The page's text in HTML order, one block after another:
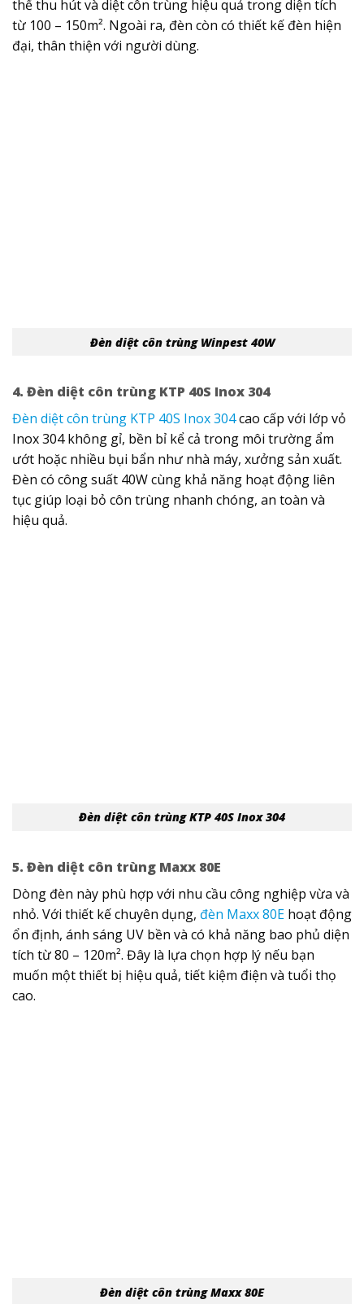
thể thu hút và diệt côn trùng hiệu quả trong diện tích
từ 100 – 150m². Ngoài ra, đèn còn có thiết kế đèn hiện
đại, thân thiện với người dùng.
Đèn diệt côn trùng Winpest 40W
4. Đèn diệt côn trùng KTP 40S Inox 304
Đèn diệt côn trùng KTP 40S Inox 304cao cấp với lớp vỏ
Inox 304 không gỉ, bền bỉ kể cả trong môi trường ẩm
ướt hoặc nhiều bụi bẩn như nhà máy, xưởng sản xuất.
Đèn có công suất 40W cùng khả năng hoạt động liên
tục giúp loại bỏ côn trùng nhanh chóng, an toàn và
hiệu quả.
Đèn diệt côn trùng KTP 40S Inox 304
5. Đèn diệt côn trùng Maxx 80E
Dòng đèn này phù hợp với nhu cầu công nghiệp vừa và
nhỏ. Với thiết kế chuyên dụng, đèn Maxx 80E hoạt động
ổn định, ánh sáng UV bền và có khả năng bao phủ diện
tích từ 80 – 120m². Đây là lựa chọn hợp lý nếu bạn
muốn một thiết bị hiệu quả, tiết kiệm điện và tuổi thọ
cao.
Đèn diệt côn trùng Maxx 80E